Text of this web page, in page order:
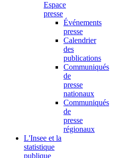
Espace
presse
Événements
presse
Calendrier
des
publications
Communiqués
de
presse
nationaux
Communiqués
de
presse
régionaux
L'Insee et la
statistique
publique